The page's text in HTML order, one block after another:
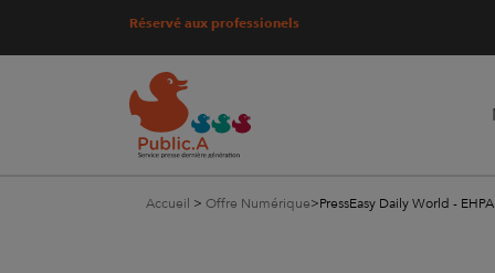
Réservé aux professionels
Accueil > Offre Numérique>PressEasy Daily World -